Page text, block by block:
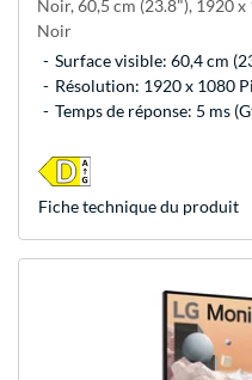
Noir, 60,5 cm (23.8"), 1920
Noir
Surface visible: 60,4 cm
Résolution: 1920 x 1080
Temps de réponse: 5 ms
Fiche technique du produit